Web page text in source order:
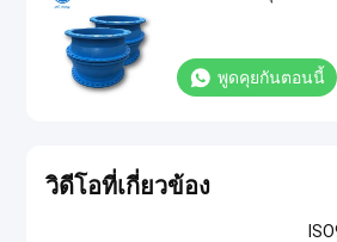
พูดคุยกันตอนนี้
วิดีโอที่เกี่ยวข้อง